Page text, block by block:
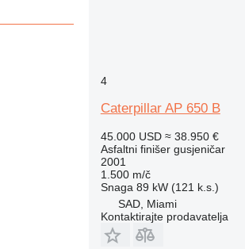
4
Caterpillar AP 650 B
45.000 USD ≈ 38.950 €
Asfaltni finišer gusjeničar
2001
1.500 m/č
Snaga 89 kW (121 k.s.)
SAD, Miami
Kontaktirajte prodavatelja